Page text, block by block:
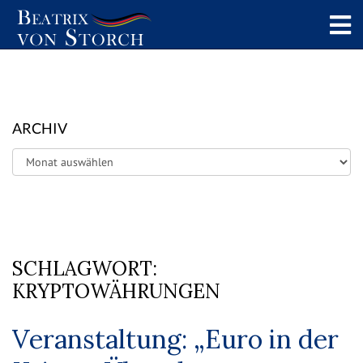
ARCHIV
Archiv
SCHLAGWORT:
KRYPTOWÄHRUNGEN
Veranstaltung: „Euro in der